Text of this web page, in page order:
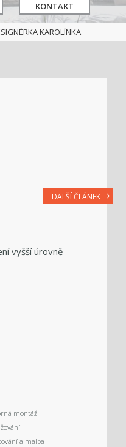
KONTAKT
KAROLÍNKA
DALŠÍ ČLÁNEK
vyšší úrovně
montáž
a malba